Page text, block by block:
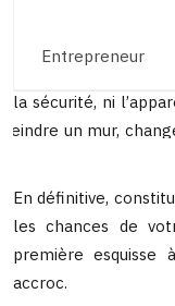
Entrepreneur
En définitive,
les chances de
première
accroc.